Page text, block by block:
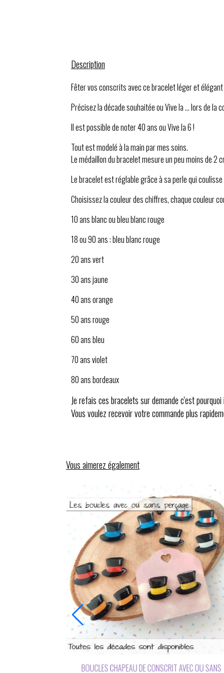
Description
Fêter vos conscrits avec ce bracelet léger et
Précisez la décade souhaitée ou Vive la ... lors de la
Il est possible de noter 40 ans ou Vive la 6 !
Tout est modelé à la main par mes soins.
Le médaillon du bracelet mesure un peu moins de 2
Le bracelet est réglable grâce à sa perle qui
Choisissez la couleur des chiffres, chaque couleur
10 ans blanc ou bleu blanc rouge
18 ou 90 ans : bleu blanc rouge
20 ans vert
30 ans jaune
40 ans orange
50 ans rouge
60 ans bleu
70 ans violet
80 ans bordeaux
Je refais ces bracelets sur demande c'est
Vous voulez recevoir votre commande plus
Vous aimerez également